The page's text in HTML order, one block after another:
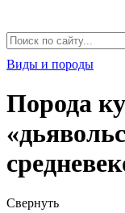
Виды и породы
Порода
Свернуть